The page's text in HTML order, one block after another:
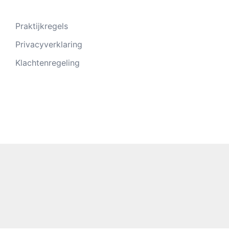
Praktijkregels
Privacyverklaring
Klachtenregeling